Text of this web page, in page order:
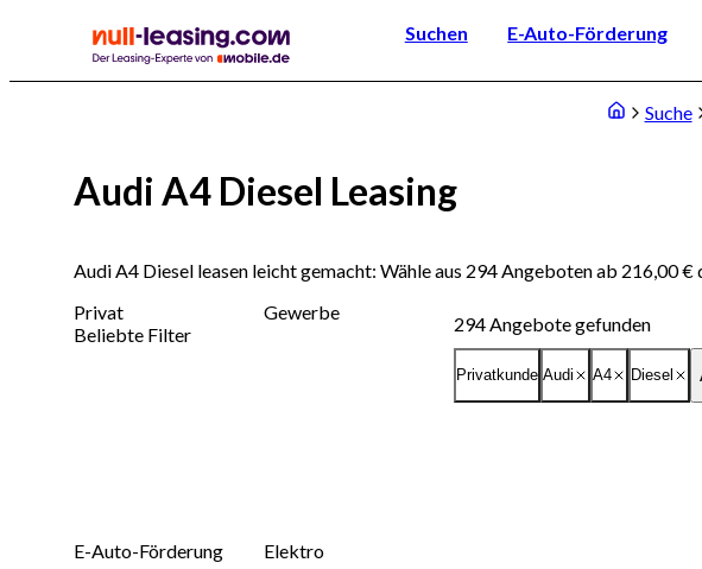
Suchen E-Auto-Förderung
Suche
Audi A4 Diesel Leasing
Audi A4 Diesel leasen leicht gemacht: Wähle aus 294 Angeboten ab 216,00 €
Privat
Gewerbe
Beliebte Filter
E-Auto-Förderung Elektro
294Angebote gefunden
Privatkunde Audi A4 Diesel